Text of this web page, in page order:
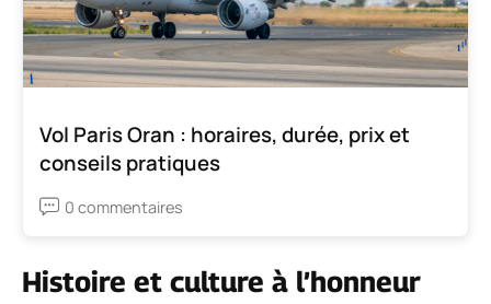
Vol Paris Oran : horaires, durée, prix et
conseils pratiques
0 commentaires
Histoire et culture à l’honneur